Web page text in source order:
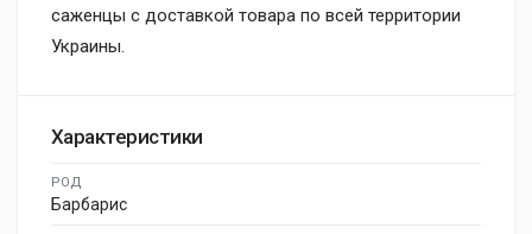
саженцы с доставкой товара по всей территории
Украины.
Характеристики
РОД
Барбарис